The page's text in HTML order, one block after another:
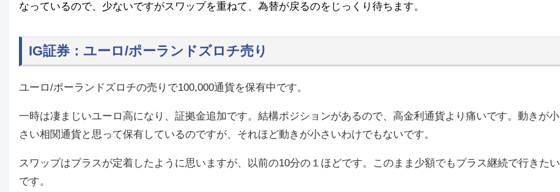
なっているので、少ないですがスワップを重ねて、為替が戻るのをじっくり待ちます。
IG証券：ユーロ/ポーランドズロチ売り
ユーロ/ポーランドズロチの売りで100,000通貨を保有中です。
一時は凄まじいユーロ高になり、証拠金追加です。結構ポジションがあるので、高金利通貨より痛いです。動きが小
さい相関通貨と思って保有しているのですが、それほど動きが小さいわけでもないです。
スワップはプラスが定着したように思いますが、以前の10分の１ほどです。このまま少額でもプラス継続で行きたい
です。